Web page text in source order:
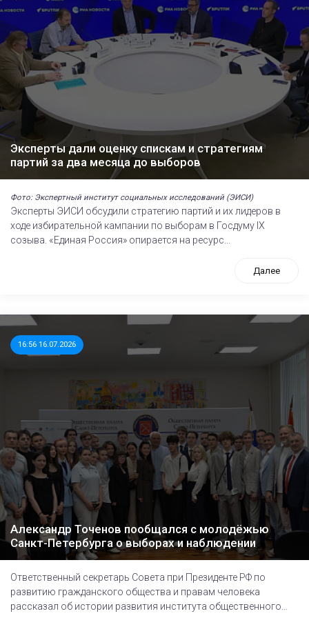
Эксперты дали оценку спискам и стратегиям
партий за два месяца до выборов
Фото: Экспертный институт социальных исследований (ЭИСИ)
Эксперты ЭИСИ обсудили стратегию партий и их лидеров в
ходе избирательной кампании по выборам в Госдуму IХ
созыва. «Единая Россия» опирается на ресурс...
Далее
16:56 16.07.2026
Александр Точенов пообщался с молодёжью
Санкт-Петербурга о выборах и наблюдении
Ответственный секретарь Совета при Президенте РФ по
развитию гражданского общества и правам человека
рассказал об истории развития института общественного...